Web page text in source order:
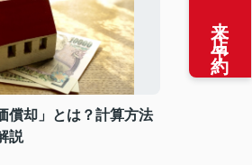
償却」とは？計算方法
説
来店予約